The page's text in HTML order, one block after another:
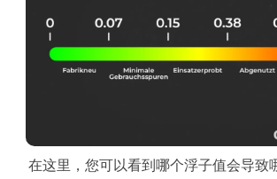
在这里，您可以看到哪个浮子值会导致